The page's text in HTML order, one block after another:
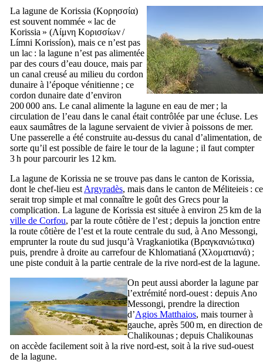
La lagune de Korissia (Κορησσία)
est souvent nommée « lac de
Korissia » (Λίμνη Κορισσίων/
Límni Korissíon), mais ce n’est pas
un lac : la lagune n’est pas alimentée
par des cours d’eau douce, mais par
un canal creusé au milieu du cordon
dunaire à l’époque vénitienne ; ce
cordon dunaire date d’environ
200 000 ans. Le canal alimente la lagune en eau de mer ; la
circulation de l’eau dans le canal était contrôlée par une écluse. Les
eaux saumâtres de la lagune servaient de vivier à poissons de mer.
Une passerelle a été construite au-dessus du canal d’alimentation, de
sorte qu’il est possible de faire le tour de la lagune ; il faut compter
3 h pour parcourir les 12 km.
La lagune de Korissia ne se trouve pas dans le canton de Korissia,
dont le chef-lieu est Argyradès, mais dans le canton de Méliteieis : ce
serait trop simple et mal connaître le goût des Grecs pour la
complication. La lagune de Korissia est située à environ 25 km de la
ville de Corfou, par la route côtière de l’est ; depuis la jonction entre
la route côtière de l’est et la route centrale du sud, à Ano Messongi,
emprunter la route du sud jusqu’à Vragkaniotika (Βραγκανιώτικα)
puis, prendre à droite au carrefour de Khlomatianá (Χλοματιανά) ;
une piste conduit à la partie centrale de la rive nord-est de la lagune.
On peut aussi aborder la lagune par
l’extrémité nord-ouest : depuis Ano
Messongi, prendre la direction
d’Agios Matthaios, mais tourner à
gauche, après 500 m, en direction de
Chalikounas ; depuis Chalikounas
on accède facilement soit à la rive nord-est, soit à la rive sud-ouest
de la lagune.